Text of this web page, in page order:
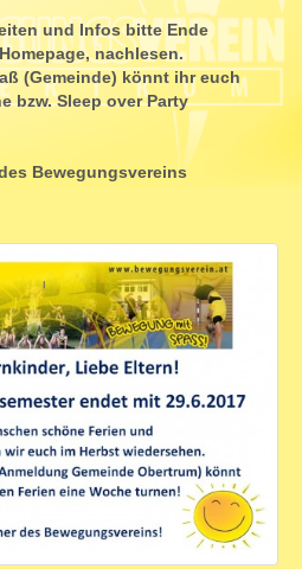
und Infos bitte Ende
nachlesen.
(Gemeinde) könnt ihr euch
bzw. Sleep over Party
Bewegungsvereins